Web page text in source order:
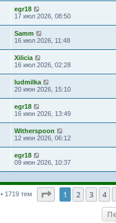
egr18
17 июл 2026, 08:50
Samm
16 июл 2026, 11:48
Xilicia
16 июл 2026, 02:28
ludmilka
20 июн 2026, 15:10
egr18
16 июн 2026, 13:49
Witherspoon
12 июн 2026, 06:12
egr18
09 июн 2026, 10:37
• 1719 тем Страница1 из
1 2 3 4